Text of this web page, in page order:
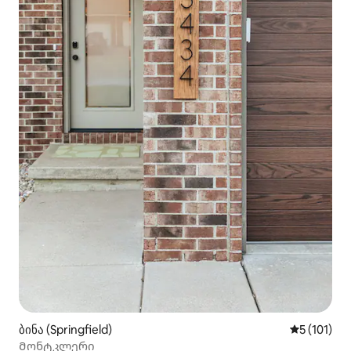
ბინა (Springfield) საშუალო
5 (101)
Მონტკლერი